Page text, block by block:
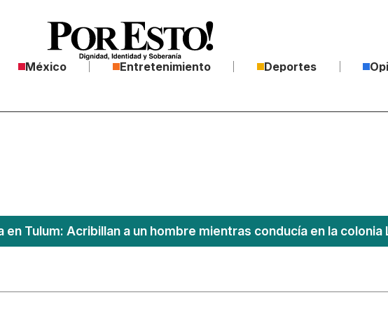
México Entretenimiento Deportes
en Tulum: Acribillan a un hombre mientras conducía en la colonia